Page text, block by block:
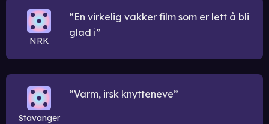
NRK
En virkelig vakker film som er lett å bli
glad i
Stavanger
Varm, irsk knytteneve